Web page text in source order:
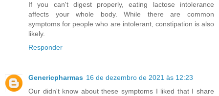
If you can't digest properly, eating lactose intolerance
affects your whole body. While there are common
symptoms for people who are intolerant, constipation is also
likely.
Responder
Genericpharmas 16 de dezembro de 2021 às 12:23
Our didn't know about these symptoms I liked that I share